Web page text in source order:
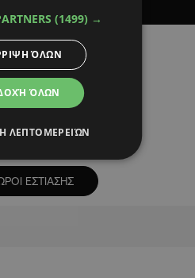
Alpha Podcasts
ΕΣΤΙΑΣΗΣ
(1499) →
ΌΛΩΝ
ΌΛΩΝ
ΛΕΠΤΟΜΕΡΕΙΏΝ